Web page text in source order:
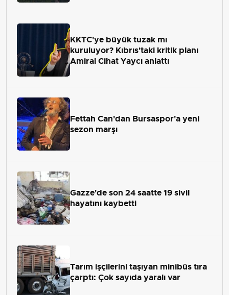
KKTC'ye büyük tuzak mı
kuruluyor? Kıbrıs'taki kritik planı
Amiral Cihat Yaycı anlattı
Fettah Can'dan Bursaspor'a yeni
sezon marşı
Gazze'de son 24 saatte 19 sivil
hayatını kaybetti
Tarım işçilerini taşıyan minibüs tıra
çarptı: Çok sayıda yaralı var